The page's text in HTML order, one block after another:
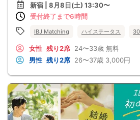
新宿 | 8月8日(土) 13:30〜
受付終了まで6時間
IBJ Matching ハイステータス
女性 残り2席 24〜33歳 無料
男性 残り2席 26〜37歳 3,000円